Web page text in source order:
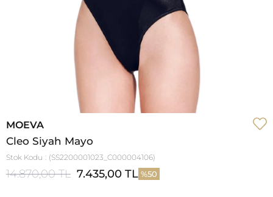
MOEVA
Cleo Siyah Mayo
Stok Kodu (SS2200001023_C000004106)
14.870,00 TL 7.435,00 TL 50